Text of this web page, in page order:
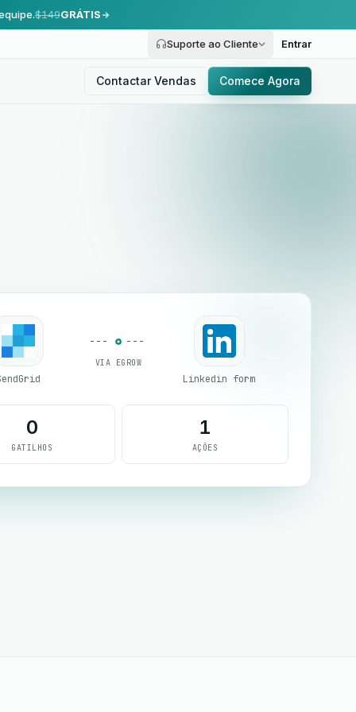
$149GRÁTIS
Suporte ao Cliente Entrar
Contactar Vendas Comece Agora
VIA EGROW
Linkedin form
0
GATILHOS
1
AÇÕES